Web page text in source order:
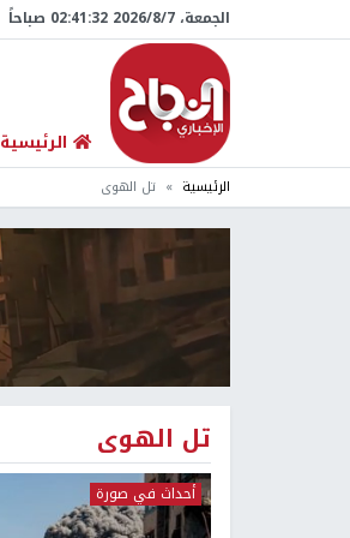
الجمعة، 7/‏8/‏2026 02:41:32 صباحاً
الرئيسية
الرئيسية تل الهوى
تل الهوى
أحداث في صورة